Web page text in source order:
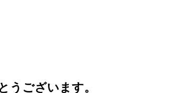
うございます。